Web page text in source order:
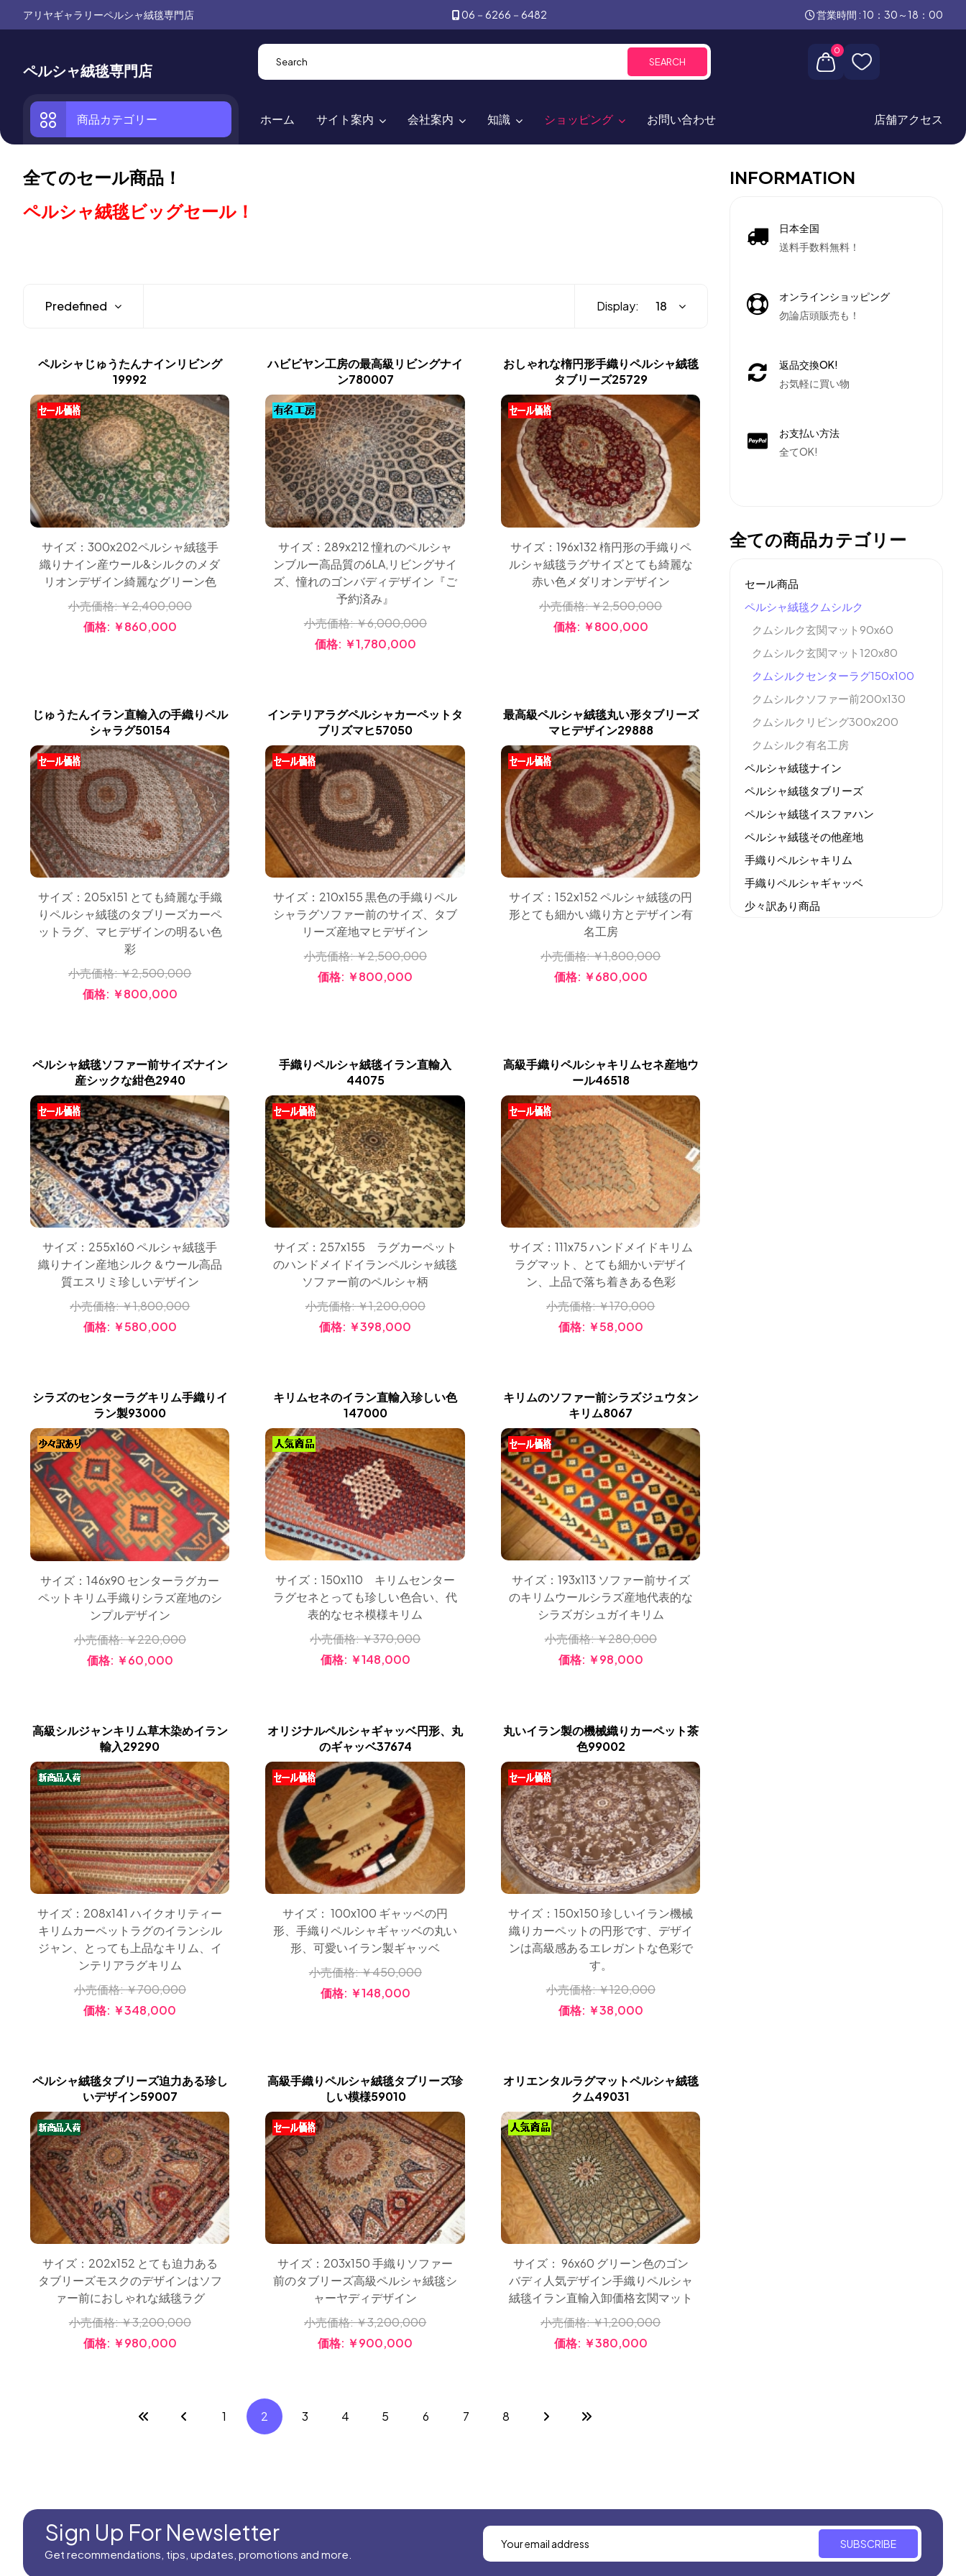
アリヤギャラリーペルシャ絨毯専門店 06－6266－6482 営業時間 : 10：30～18：00
ペルシャ絨毯専門店 SEARCH
0
商品カテゴリー ホーム サイト案内 会社案内 知識 ショッピング お問い合わせ 店舗アクセス
全てのセール商品！
ペルシャ絨毯ビッグセール！
Display:
ペルシャじゅうたんナインリビング
19992
サイズ：300x202ペルシャ絨毯手
織りナイン産ウール&シルクのメダ
リオンデザイン綺麗なグリーン色
小売価格:￥2,400,000
価格: ￥860,000
ハビビヤン工房の最高級リビングナイ
ン780007
サイズ：289x212 憧れのペルシャ
ンブルー高品質の6LA,リビングサイ
ズ、憧れのゴンバディデザイン『ご
予約済み』
小売価格:￥6,000,000
価格: ￥1,780,000
おしゃれな楕円形手織りペルシャ絨毯
タブリーズ25729
サイズ：196x132 楕円形の手織りペ
ルシャ絨毯ラグサイズとても綺麗な
赤い色メダリオンデザイン
小売価格:￥2,500,000
価格: ￥800,000
じゅうたんイラン直輸入の手織りペル
シャラグ50154
サイズ：205x151 とても綺麗な手織
りペルシャ絨毯のタブリーズカーペ
ットラグ、マヒデザインの明るい色
彩
小売価格:￥2,500,000
価格: ￥800,000
インテリアラグペルシャカーペットタ
ブリズマヒ57050
サイズ：210x155 黒色の手織りペル
シャラグソファー前のサイズ、タブ
リーズ産地マヒデザイン
小売価格:￥2,500,000
価格: ￥800,000
最高級ペルシャ絨毯丸い形タブリーズ
マヒデザイン29888
サイズ：152x152 ペルシャ絨毯の円
形とても細かい織り方とデザイン有
名工房
小売価格:￥1,800,000
価格: ￥680,000
ペルシャ絨毯ソファー前サイズナイン
産シックな紺色2940
サイズ：255x160 ペルシャ絨毯手
織りナイン産地シルク＆ウール高品
質エスリミ珍しいデザイン
小売価格:￥1,800,000
価格: ￥580,000
手織りペルシャ絨毯イラン直輸入
44075
サイズ：257x155 ラグカーペット
のハンドメイドイランペルシャ絨毯
ソファー前のペルシャ柄
小売価格:￥1,200,000
価格: ￥398,000
高級手織りペルシャキリムセネ産地ウ
ール46518
サイズ：111x75 ハンドメイドキリム
ラグマット、とても細かいデザイ
ン、上品で落ち着きある色彩
小売価格:￥170,000
価格: ￥58,000
シラズのセンターラグキリム手織りイ
ラン製93000
サイズ：146x90 センターラグカー
ペットキリム手織りシラズ産地のシ
ンプルデザイン
小売価格:￥220,000
価格: ￥60,000
キリムセネのイラン直輸入珍しい色
147000
サイズ：150x110 キリムセンター
ラグセネとっても珍しい色合い、代
表的なセネ模様キリム
小売価格:￥370,000
価格: ￥148,000
キリムのソファー前シラズジュウタン
キリム8067
サイズ：193x113 ソファー前サイズ
のキリムウールシラズ産地代表的な
シラズガシュガイキリム
小売価格:￥280,000
価格: ￥98,000
高級シルジャンキリム草木染めイラン
輸入29290
サイズ：208x141 ハイクオリティー
キリムカーペットラグのイランシル
ジャン、とっても上品なキリム、イ
ンテリアラグキリム
小売価格:￥700,000
価格: ￥348,000
オリジナルペルシャギャッベ円形、丸
のギャッベ37674
サイズ： 100x100 ギャッベの円
形、手織りペルシャギャッベの丸い
形、可愛いイラン製ギャッベ
小売価格:￥450,000
価格: ￥148,000
丸いイラン製の機械織りカーペット茶
色99002
サイズ：150x150 珍しいイラン機械
織りカーペットの円形です、デザイ
ンは高級感あるエレガントな色彩で
す。
小売価格:￥120,000
価格: ￥38,000
ペルシャ絨毯タブリーズ迫力ある珍し
いデザイン59007
サイズ：202x152 とても迫力ある
タブリーズモスクのデザインはソフ
ァー前におしゃれな絨毯ラグ
小売価格:￥3,200,000
価格: ￥980,000
高級手織りペルシャ絨毯タブリーズ珍
しい模様59010
サイズ：203x150 手織りソファー
前のタブリーズ高級ペルシャ絨毯シ
ャーヤディデザイン
小売価格:￥3,200,000
価格: ￥900,000
オリエンタルラグマットペルシャ絨毯
クム49031
サイズ： 96x60 グリーン色のゴン
バディ人気デザイン手織りペルシャ
絨毯イラン直輸入卸価格玄関マット
小売価格:￥1,200,000
価格: ￥380,000
1 2 3 4 5 6 7 8
INFORMATION
日本全国
送料手数料無料！
オンラインショッピング
勿論店頭販売も！
返品交換OK!
お気軽に買い物
お支払い方法
全てOK!
全ての商品カテゴリー
セール商品
ペルシャ絨毯クムシルク
クムシルク玄関マット90x60
クムシルク玄関マット120x80
クムシルクセンターラグ150x100
クムシルクソファー前200x130
クムシルクリビング300x200
クムシルク有名工房
ペルシャ絨毯ナイン
ペルシャ絨毯タブリーズ
ペルシャ絨毯イスファハン
ペルシャ絨毯その他産地
手織りペルシャキリム
手織りペルシャギャッベ
少々訳あり商品
Sign Up For Newsletter
Get recommendations, tips, updates, promotions and more.
SUBSCRIBE